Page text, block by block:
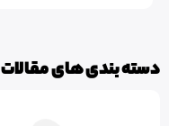
دسته بندی های مقالات